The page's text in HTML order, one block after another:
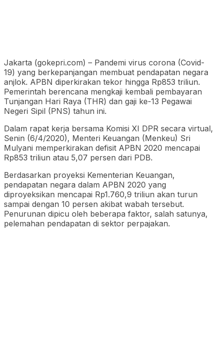
Jakarta (gokepri.com) – Pandemi virus corona (Covid-
19) yang berkepanjangan membuat pendapatan negara
anjlok. APBN diperkirakan tekor hingga Rp853 triliun.
Pemerintah berencana mengkaji kembali pembayaran
Tunjangan Hari Raya (THR) dan gaji ke-13 Pegawai
Negeri Sipil (PNS) tahun ini.
Dalam rapat kerja bersama Komisi XI DPR secara virtual,
Senin (6/4/2020), Menteri Keuangan (Menkeu) Sri
Mulyani memperkirakan defisit APBN 2020 mencapai
Rp853 triliun atau 5,07 persen dari PDB.
Berdasarkan proyeksi Kementerian Keuangan,
pendapatan negara dalam APBN 2020 yang
diproyeksikan mencapai Rp1.760,9 triliun akan turun
sampai dengan 10 persen akibat wabah tersebut.
Penurunan dipicu oleh beberapa faktor, salah satunya,
pelemahan pendapatan di sektor perpajakan.